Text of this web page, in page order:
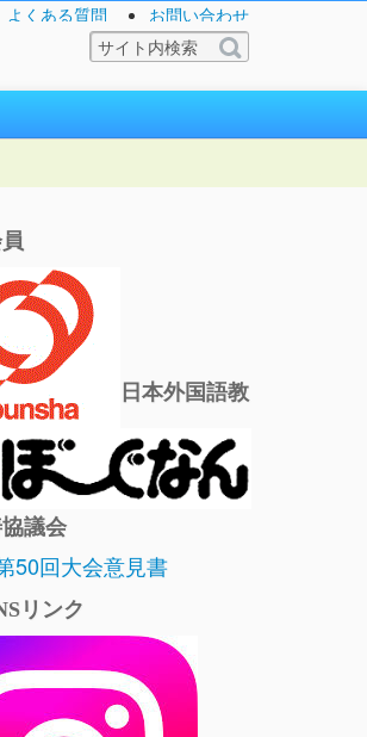
よくある質問 お問い合わせ
日本外国語教
議会
50回大会意見書
リンク